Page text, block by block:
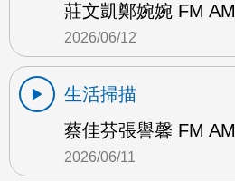
莊文凱鄭婉婉 FM AM
2026/06/12
生活掃描
蔡佳芬張譽馨 FM AM
2026/06/11